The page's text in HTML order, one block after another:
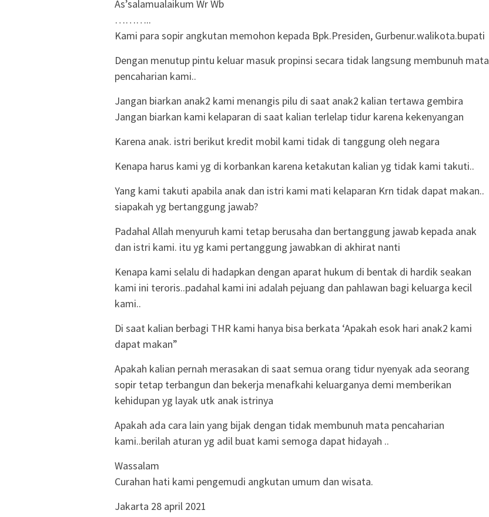
As’salamualaikum Wr Wb
………..
Kami para sopir angkutan memohon kepada Bpk.Presiden, Gurbenur.walikota.bupati
Dengan menutup pintu keluar masuk propinsi secara tidak langsung membunuh mata
pencaharian kami..
Jangan biarkan anak2 kami menangis pilu di saat anak2 kalian tertawa gembira
Jangan biarkan kami kelaparan di saat kalian terlelap tidur karena kekenyangan
Karena anak. istri berikut kredit mobil kami tidak di tanggung oleh negara
Kenapa harus kami yg di korbankan karena ketakutan kalian yg tidak kami takuti..
Yang kami takuti apabila anak dan istri kami mati kelaparan Krn tidak dapat makan..
siapakah yg bertanggung jawab?
Padahal Allah menyuruh kami tetap berusaha dan bertanggung jawab kepada anak
dan istri kami. itu yg kami pertanggung jawabkan di akhirat nanti
Kenapa kami selalu di hadapkan dengan aparat hukum di bentak di hardik seakan
kami ini teroris..padahal kami ini adalah pejuang dan pahlawan bagi keluarga kecil
kami..
Di saat kalian berbagi THR kami hanya bisa berkata ‘Apakah esok hari anak2 kami
dapat makan”
Apakah kalian pernah merasakan di saat semua orang tidur nyenyak ada seorang
sopir tetap terbangun dan bekerja menafkahi keluarganya demi memberikan
kehidupan yg layak utk anak istrinya
Apakah ada cara lain yang bijak dengan tidak membunuh mata pencaharian
kami..berilah aturan yg adil buat kami semoga dapat hidayah ..
Wassalam
Curahan hati kami pengemudi angkutan umum dan wisata.
Jakarta 28 april 2021